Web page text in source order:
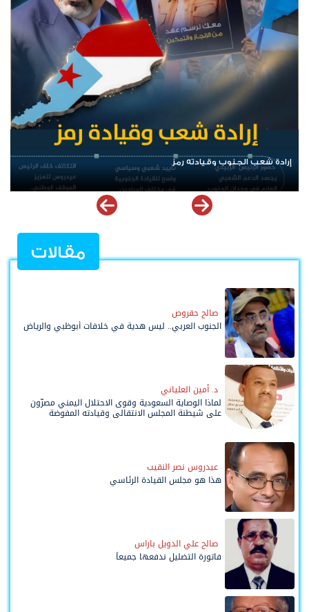
الرئيس عيدروس الزُبيدي.. نبض الجنوب ورمز إرادته
مقالات
صالح حقروص
الجنوب العربي.. ليس هدية في خلافات أبوظبي والرياض
د. أمين العلياني
لماذا الوصاية السعودية وقوى الاحتلال اليمني مصرّون
على شيطنة المجلس الانتقالي وقيادته المفوضة
عيدروس نصر النقيب
هذا هو مجلس القيادة الرئاسي
صالح علي الدويل باراس
فاتورة التضليل ندفعها جميعاً